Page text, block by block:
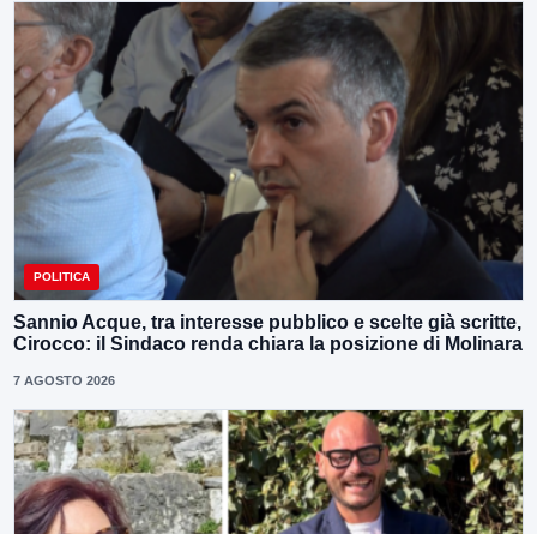
POLITICA
Sannio Acque, tra interesse pubblico e scelte già scritte,
Cirocco: il Sindaco renda chiara la posizione di Molinara
7 AGOSTO 2026